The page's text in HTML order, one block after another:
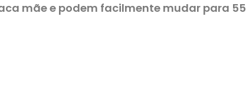
mãe e podem facilmente mudar para 55